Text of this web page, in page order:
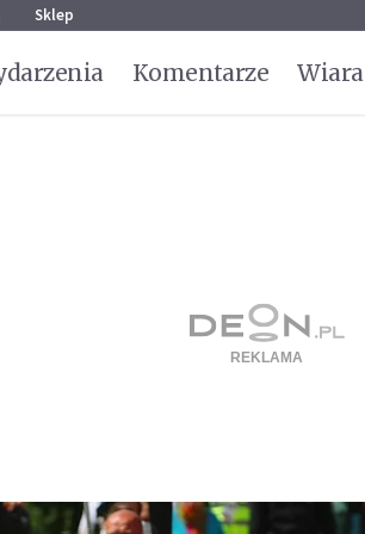
Sklep
Komentarze Wiara